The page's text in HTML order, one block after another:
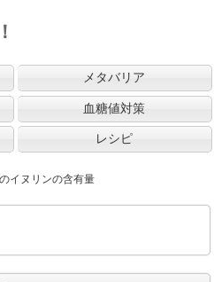
メタバリア
血糖値対策
レシピ
イヌリンの含有量